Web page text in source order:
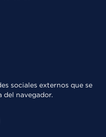
sociales externos que se
del navegador.